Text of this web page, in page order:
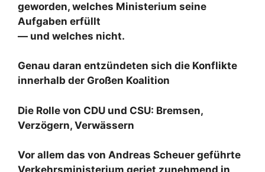
geworden, welches Ministerium seine
Aufgaben erfüllt
— und welches nicht.
Genau daran entzündeten sich die Konflikte
innerhalb der Großen Koalition
Die Rolle von CDU und CSU: Bremsen,
Verzögern, Verwässern
Vor allem das von Andreas Scheuer geführte
Verkehrsministerium geriet zunehmend in